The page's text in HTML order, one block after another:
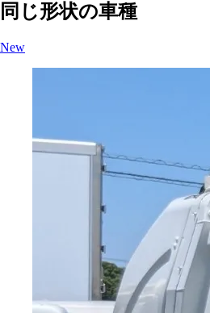
同じ形状の車種
New